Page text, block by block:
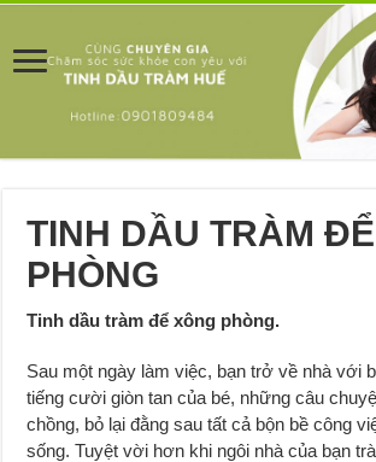
TINH DẦU TRÀM
PHÒNG
Tinh dầu tràm để xông phòng.
Sau một ngày làm việc, bạn trở về nhà với
tiếng cười giòn tan của bé, những câu
chồng, bỏ lại đằng sau tất cả bộn bề công
sống. Tuyệt vời hơn khi ngôi nhà của bạn